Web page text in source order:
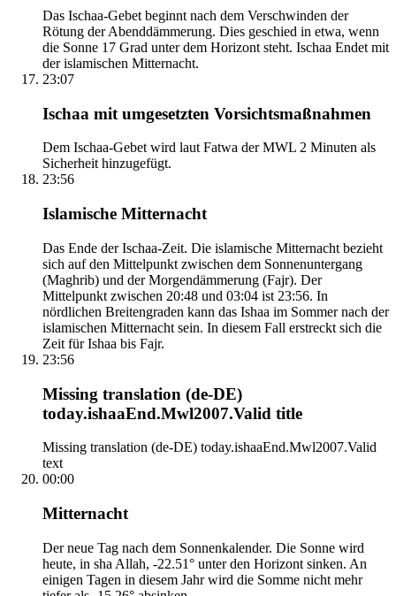
Das Ischaa-Gebet beginnt nach dem Verschwinden der
Rötung der Abenddämmerung. Dies geschied in etwa, wenn
die Sonne 17 Grad unter dem Horizont steht. Ischaa Endet mit
der islamischen Mitternacht.
23:07
Ischaa mit umgesetzten Vorsichtsmaßnahmen
Dem Ischaa-Gebet wird laut Fatwa der MWL 2 Minuten als
Sicherheit hinzugefügt.
23:56
Islamische Mitternacht
Das Ende der Ischaa-Zeit. Die islamische Mitternacht bezieht
sich auf den Mittelpunkt zwischen dem Sonnenuntergang
(Maghrib) und der Morgendämmerung (Fajr). Der
Mittelpunkt zwischen 20:48 und 03:04 ist 23:56. In
nördlichen Breitengraden kann das Ishaa im Sommer nach der
islamischen Mitternacht sein. In diesem Fall erstreckt sich die
Zeit für Ishaa bis Fajr.
23:56
Missing translation (de-DE)
today.ishaaEnd.Mwl2007.Valid title
Missing translation (de-DE) today.ishaaEnd.Mwl2007.Valid
text
00:00
Mitternacht
Der neue Tag nach dem Sonnenkalender. Die Sonne wird
heute, in sha Allah, -22.51° unter den Horizont sinken. An
einigen Tagen in diesem Jahr wird die Somme nicht mehr